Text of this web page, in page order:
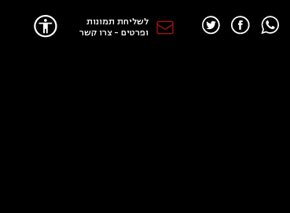
לשליחת תמונות
ופרטים - צרו קשר